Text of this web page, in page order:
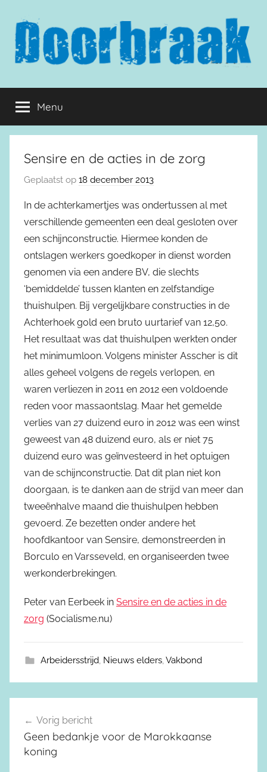
inhoud
springen
Doorbraak.eu
Menu
Sensire en de acties in de zorg
Geplaatst op 18 december 2013
In de achterkamertjes was ondertussen al met
verschillende gemeenten een deal gesloten over
een schijnconstructie. Hiermee konden de
ontslagen werkers goedkoper in dienst worden
genomen via een andere BV, die slechts
‘bemiddelde’ tussen klanten en zelfstandige
thuishulpen. Bij vergelijkbare constructies in de
Achterhoek gold een bruto uurtarief van 12,50.
Het resultaat was dat thuishulpen werkten onder
het minimumloon. Volgens minister Asscher is dit
alles geheel volgens de regels verlopen, en
waren verliezen in 2011 en 2012 een voldoende
reden voor massaontslag. Maar het gemelde
verlies van 27 duizend euro in 2012 was een winst
geweest van 48 duizend euro, als er niet 75
duizend euro was geïnvesteerd in het optuigen
van de schijnconstructie. Dat dit plan niet kon
doorgaan, is te danken aan de strijd van meer dan
tweeënhalve maand die thuishulpen hebben
gevoerd. Ze bezetten onder andere het
hoofdkantoor van Sensire, demonstreerden in
Borculo en Varsseveld, en organiseerden twee
werkonderbrekingen.
Peter van Eerbeek in Sensire en de acties in de
zorg (Socialisme.nu)
Arbeidersstrijd, Nieuws elders,Vakbond
Berichtnavigatie
Vorig bericht
Geen bedankje voor de Marokkaanse
koning